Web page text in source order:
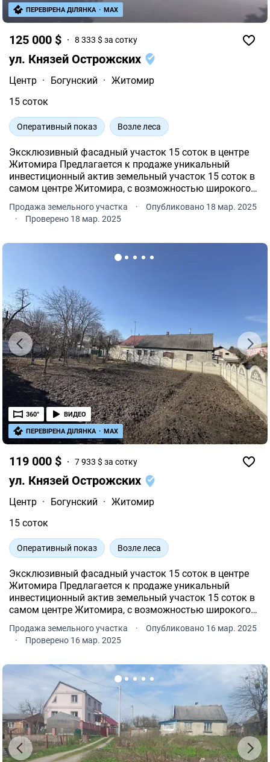
125 000 $ 8 333 $ за сотку
ул. Князей Острожских
Центр · Богунский · Житомир
15 соток
Оперативный показ Возле леса
Эксклюзивный фасадный участок 15 соток в центре
Житомира Предлагается к продаже уникальный
инвестиционный актив земельный участок 15 соток в
самом центре Житомира, с возможностью широкого
спектра использования: жилая застройка,
коммерческая недвижимость, медицинский или
бизнес-центр, офисное прост.
Продажа земельного участка ·
Опубликовано 18 мар. 2025
·
Проверено 18 мар. 2025
ПЕРЕВІРЕНА ДІЛЯНКА · MAX
119 000 $ 7 933 $ за сотку
ул. Князей Острожских
Центр · Богунский · Житомир
15 соток
Оперативный показ Возле леса
Эксклюзивный фасадный участок 15 соток в центре
Житомира Предлагается к продаже уникальный
инвестиционный актив земельный участок 15 соток в
самом центре Житомира, с возможностью широкого
спектра использования: жилая застройка,
коммерческая недвижимость, медицинский или
бизнес-центр, офисное прост.
Продажа земельного участка ·
Опубликовано 16 мар. 2025
·
Проверено 16 мар. 2025
360° ВИДЕО
ПЕРЕВІРЕНА ДІЛЯНКА · MAX